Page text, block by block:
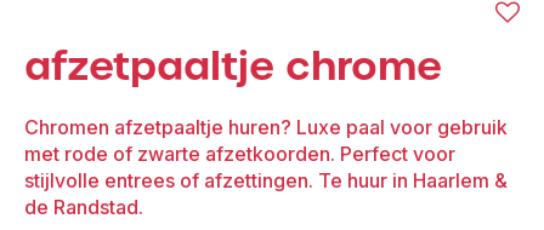
afzetpaaltje chrome
Chromen afzetpaaltje huren? Luxe paal voor gebruik
met rode of zwarte afzetkoorden. Perfect voor
stijlvolle entrees of afzettingen. Te huur in Haarlem &
de Randstad.